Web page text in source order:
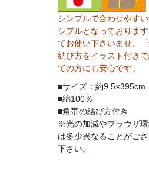
シンプルで合わせやす
シブルとなっておりま
てお使い下さいませ。
結び方をイラスト付き
ての方にも安心です。
■サイズ：約9.5×395cm
■綿100％
■角帯の結び方付き
※光の加減やブラウザ
は多少異なることがご
下さい。